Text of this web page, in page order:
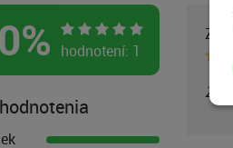
% hodnotení: 1